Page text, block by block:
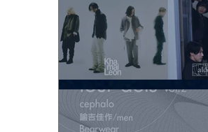
2026.08.15 |【観覧】昼）月見ルpre.『